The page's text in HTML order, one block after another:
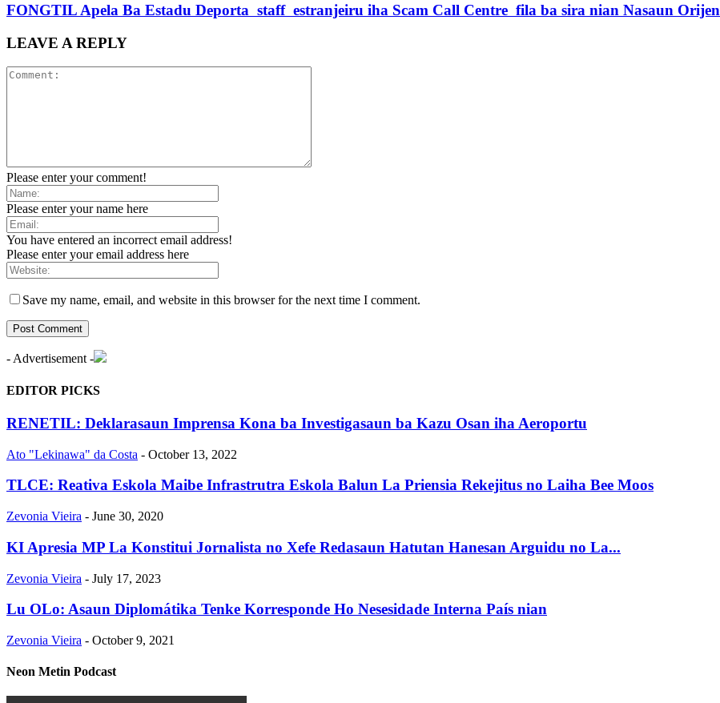
FONGTIL Apela Ba Estadu Deporta staff estranjeiru iha Scam Call Centre fila ba sira nian Nasaun Orijen
LEAVE A REPLY
Please enter your comment!
Please enter your name here
You have entered an incorrect email address!
Please enter your email address here
Save my name, email, and website in this browser for the next time I comment.
- Advertisement -
EDITOR PICKS
RENETIL: Deklarasaun Imprensa Kona ba Investigasaun ba Kazu Osan iha Aeroportu
Ato "Lekinawa" da Costa - October 13, 2022
TLCE: Reativa Eskola Maibe Infrastrutra Eskola Balun La Priensia Rekejitus no Laiha Bee Moos
Zevonia Vieira - June 30, 2020
KI Apresia MP La Konstitui Jornalista no Xefe Redasaun Hatutan Hanesan Arguidu no La...
Zevonia Vieira - July 17, 2023
Lu OLo: Asaun Diplomátika Tenke Korresponde Ho Nesesidade Interna País nian
Zevonia Vieira - October 9, 2021
Neon Metin Podcast